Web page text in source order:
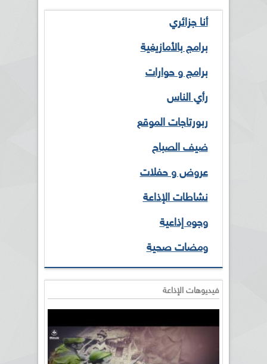
أنا جزائري
برامج بالأمازيغية
برامج و حوارات
رأي الناس
ربورتاجات الموقع
ضيف الصباح
عروض و حفلات
نشاطات الإذاعة
وجوه إذاعية
ومضات صحية
فيديوهات الإذاعة